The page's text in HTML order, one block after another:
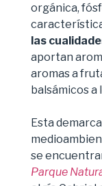
orgánica,
las
aportan
aromas a
balsámicos a
Esta
se
Parque